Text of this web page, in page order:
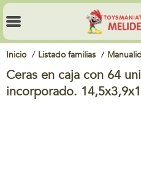
Inicio Listado familias
Ceras en caja con 64
incorporado.